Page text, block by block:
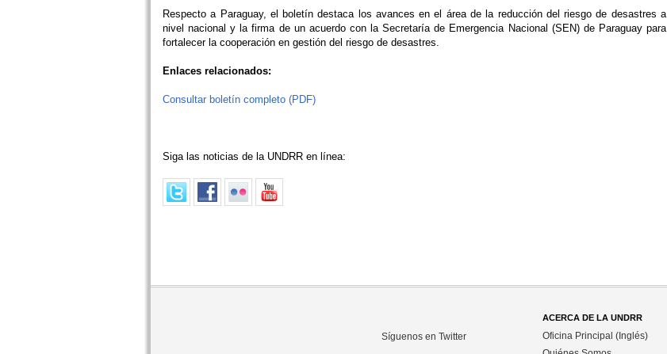
Respecto a Paraguay, el boletín destaca los avances en el área de la reducción del riesgo de desastres a
nivel nacional y la firma de un acuerdo con la Secretaría de Emergencia Nacional (SEN) de Paraguay para
fortalecer la cooperación en gestión del riesgo de desastres.
Enlaces relacionados:
Consultar boletín completo (PDF)
Siga las noticias de la UNDRR en línea:
Síguenos en Twitter
ACERCA DE LA UNDRR
Oficina Principal (Inglés)